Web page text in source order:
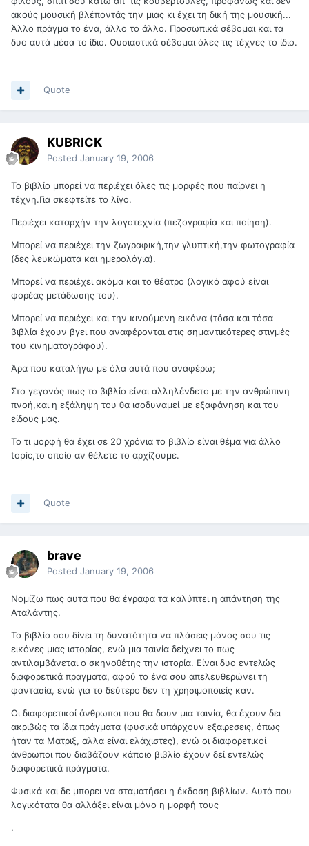
ακούς μουσική βλέποντάς την μιας κι έχει τη δική της μουσική...
Άλλο πράγμα το ένα, άλλο το άλλο. Προσωπικά σέβομαι και τα
δυο αυτά μέσα το ίδιο. Ουσιαστικά σέβομαι όλες τις τέχνες το ίδιο.
Quote
KUBRICK
Posted January 19, 2006
Το βιβλίο μπορεί να περιέχει όλες τις μορφές που παίρνει η
τέχνη.Για σκεφτείτε το λίγο.
Περιέχει καταρχήν την λογοτεχνία (πεζογραφία και ποίηση).
Μπορεί να περιέχει την ζωγραφική,την γλυπτική,την φωτογραφία
(δες λευκώματα και ημερολόγια).
Μπορεί να περιέχει ακόμα και το θέατρο (λογικό αφού είναι
φορέας μετάδωσης του).
Μπορεί να περιέχει και την κινούμενη εικόνα (τόσα και τόσα
βιβλία έχουν βγει που αναφέρονται στις σημαντικότερες στιγμές
του κινηματογράφου).
Άρα που καταλήγω με όλα αυτά που αναφέρω;
Στο γεγονός πως το βιβλίο είναι αλληλένδετο με την ανθρώπινη
πνοή,και η εξάληψη του θα ισοδυναμεί με εξαφάνηση και του
είδους μας.
Το τι μορφή θα έχει σε 20 χρόνια το βιβλίο είναι θέμα για άλλο
topic,το οποίο αν θέλετε το αρχίζουμε.
Quote
brave
Posted January 19, 2006
Nομίζω πως αυτα που θα έγραφα τα καλύπτει η απάντηση της
Αταλάντης.
Το βιβλίο σου δίνει τη δυνατότητα να πλάσεις μόνος σου τις
εικόνες μιας ιστορίας, ενώ μια ταινία δείχνει το πως
αντιλαμβάνεται ο σκηνοθέτης την ιστορία. Είναι δυο εντελώς
διαφορετικά πραγματα, αφού το ένα σου απελευθερώνει τη
φαντασία, ενώ για το δεύτερο δεν τη χρησιμοποιείς καν.
Οι διαφορετικοί άνθρωποι που θα δουν μια ταινία, θα έχουν δει
ακριβώς τα ίδια πράγματα (φυσικά υπάρχουν εξαιρεσεις, όπως
ήταν τα Ματριξ, αλλα είναι ελάχιστες), ενώ οι διαφορετικοί
άνθρωποι που διαβάζουν κάποιο βιβλίο έχουν δεί εντελώς
διαφορετικά πράγματα.
Φυσικά και δε μπορει να σταματήσει η έκδοση βιβλίων. Αυτό που
λογικότατα θα αλλάξει είναι μόνο η μορφή τους
.